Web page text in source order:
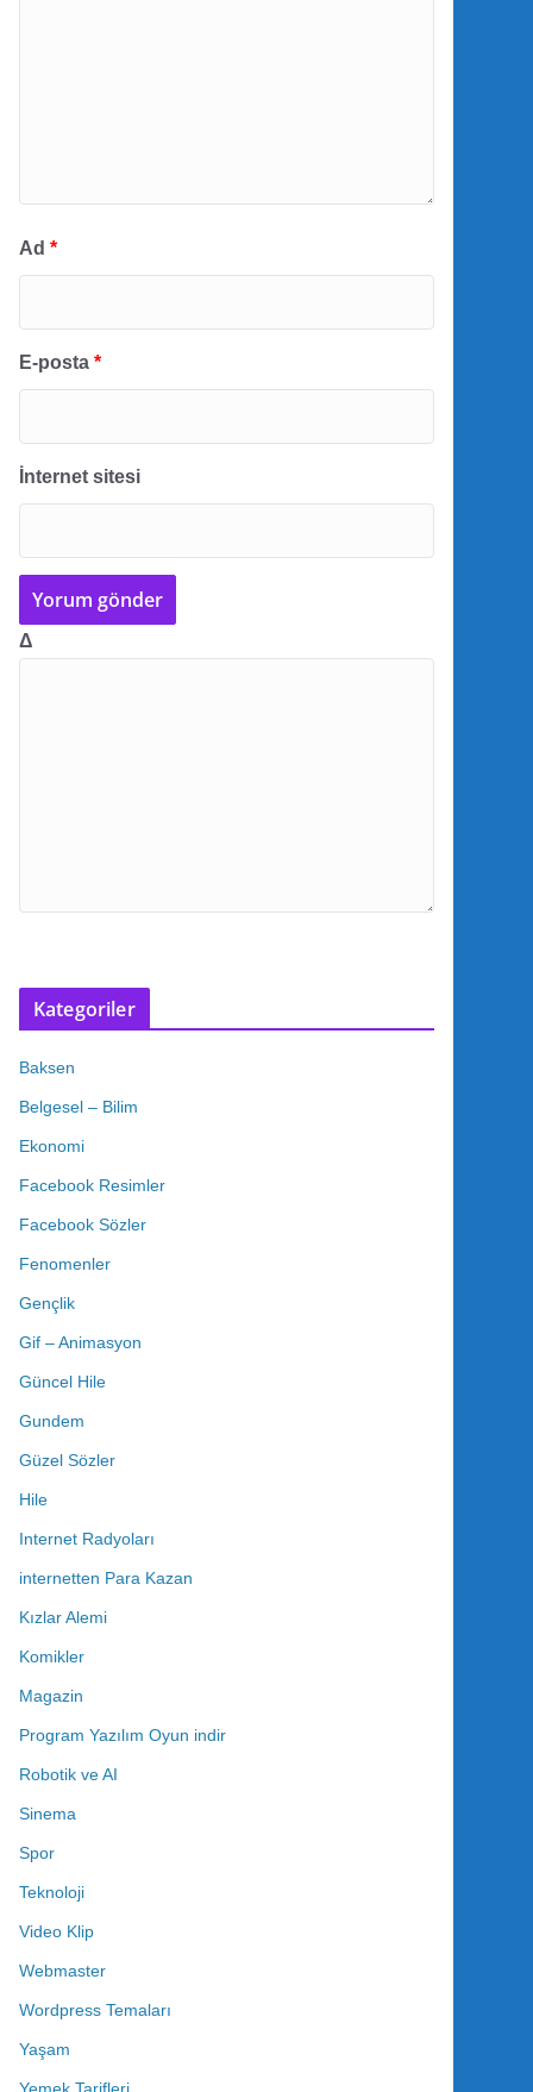
Ad *
E-posta *
İnternet sitesi
Δ
Kategoriler
Baksen
Belgesel – Bilim
Ekonomi
Facebook Resimler
Facebook Sözler
Fenomenler
Gençlik
Gif – Animasyon
Güncel Hile
Gundem
Güzel Sözler
Hile
Internet Radyoları
internetten Para Kazan
Kızlar Alemi
Komikler
Magazin
Program Yazılım Oyun indir
Robotik ve AI
Sinema
Spor
Teknoloji
Video Klip
Webmaster
Wordpress Temaları
Yaşam